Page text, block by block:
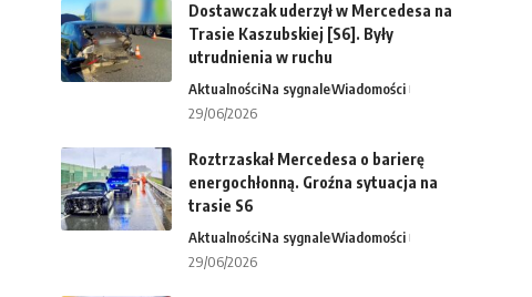
Dostawczak uderzył w Mercedesa na
Trasie Kaszubskiej [S6]. Były
utrudnienia w ruchu
AktualnościNa sygnaleWiadomości
29/06/2026
Roztrzaskał Mercedesa o barierę
energochłonną. Groźna sytuacja na
trasie S6
AktualnościNa sygnaleWiadomości
29/06/2026